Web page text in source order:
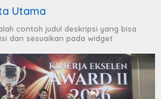
Utama
contoh judul deskripsi yang bisa
dan sesuaikan pada widget